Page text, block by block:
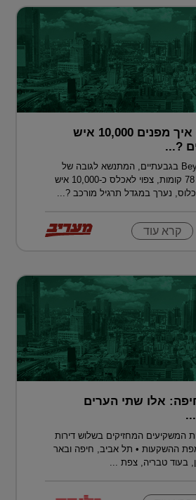
לגעת בעננים: איך מפנים 10,000 איש
?...
מגדל העסקים Beyond בגבעתיים, המתנשא לגובה של
כ-320 מטרים וכולל 78 קומות, צפוי לאכלס כ-10,000 איש
נערך במגדל תרגיל מורכב ?...
קרא עוד
אלו שתי הערים
המשקיעים המחזיקים בשלוש דירות
ההשקעות • תל אביב, חיפה ובאר
בעוד טבריה, צפת ...